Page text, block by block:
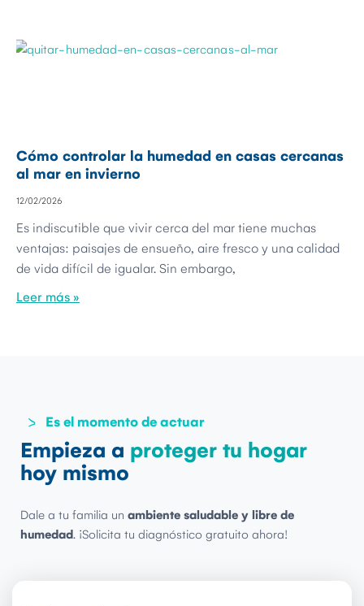
Cómo controlar la humedad en casas cercanas
al mar en invierno
12/02/2026
Es indiscutible que vivir cerca del mar tiene muchas
ventajas: paisajes de ensueño, aire fresco y una calidad
de vida difícil de igualar. Sin embargo,
Leer más »
Es el momento de actuar
Empieza a proteger tu hogar
hoy mismo
Dale a tu familia un ambiente saludable y libre de
humedad. ¡Solicita tu diagnóstico gratuito ahora!